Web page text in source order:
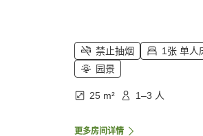
禁止抽烟
1张 单人
园景
25 m² 1–3 人
更多房间详情